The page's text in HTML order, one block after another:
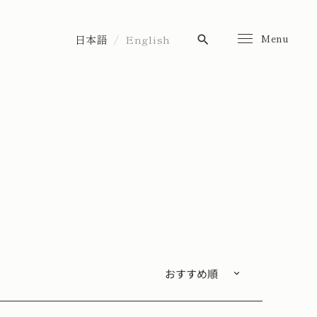
Menu
日本語 English search